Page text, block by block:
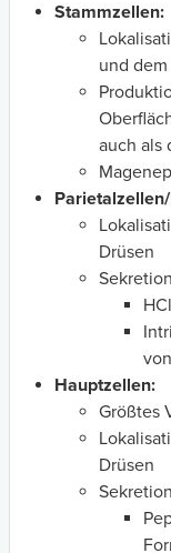
Stammzellen:
und
auch als
Drüsen
HCl
von
Hauptzellen:
Größtes
Drüsen